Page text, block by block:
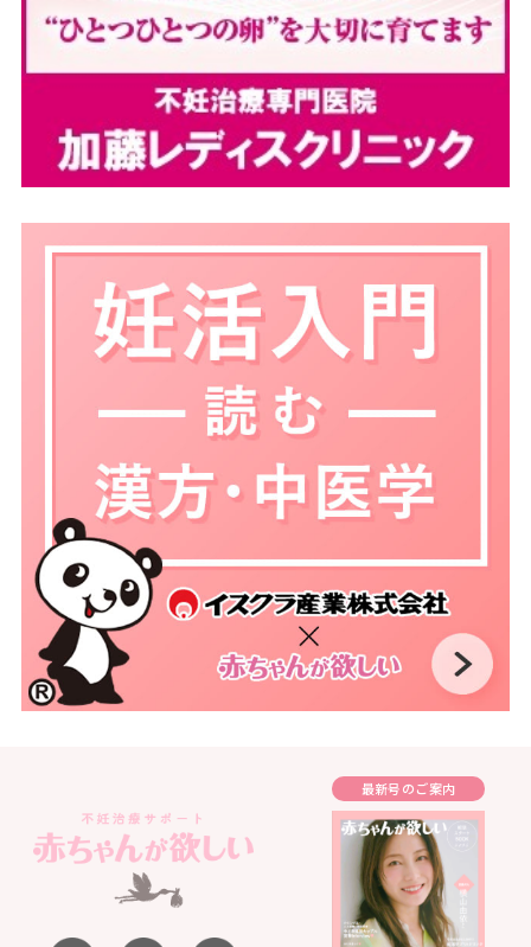
最新号のご案内